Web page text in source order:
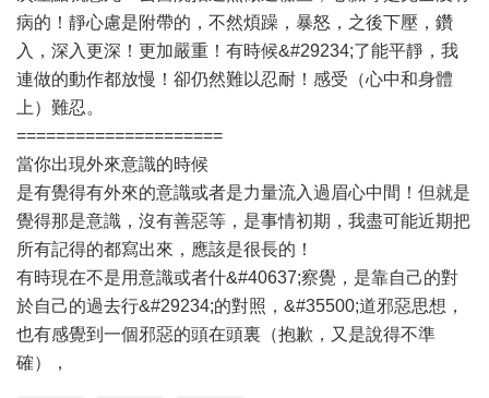
病的！靜心慮是附帶的，不然煩躁，暴怒，之後下壓，鑽
入，深入更深！更加嚴重！有時候&#29234;了能平靜，我
連做的動作都放慢！卻仍然難以忍耐！感受（心中和身體
上）難忍。
=====================
當你出現外來意識的時候
是有覺得有外來的意識或者是力量流入過眉心中間！但就是
覺得那是意識，沒有善惡等，是事情初期，我盡可能近期把
所有記得的都寫出來，應該是很長的！
有時現在不是用意識或者什&#40637;察覺，是靠自己的對
於自己的過去行&#29234;的對照，&#35500;道邪惡思想，
也有感覺到一個邪惡的頭在頭裏（抱歉，又是說得不準
確），